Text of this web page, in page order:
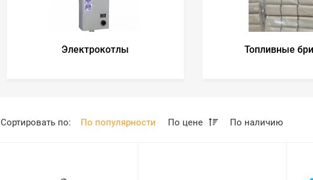
Электрокотлы Топливные
Сортировать по: По популярности По цене По наличию